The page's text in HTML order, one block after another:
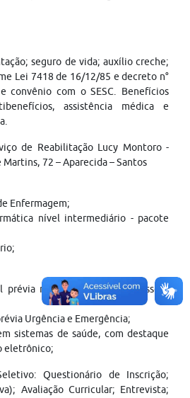
seguro de vida; auxílio creche;
Lei 7418 de 16/12/85 e decreto n°
convênio com o SESC. Benefícios
assistência médica e
de Reabilitação Lucy Montoro -
Martins, 72 – Aparecida – Santos
Enfermagem;
nível intermediário - pacote
prévia no atendimento de pessoas
Urgência e Emergência;
sistemas de saúde, com destaque
eletrônico;
Questionário de Inscrição;
Avaliação Curricular; Entrevista;